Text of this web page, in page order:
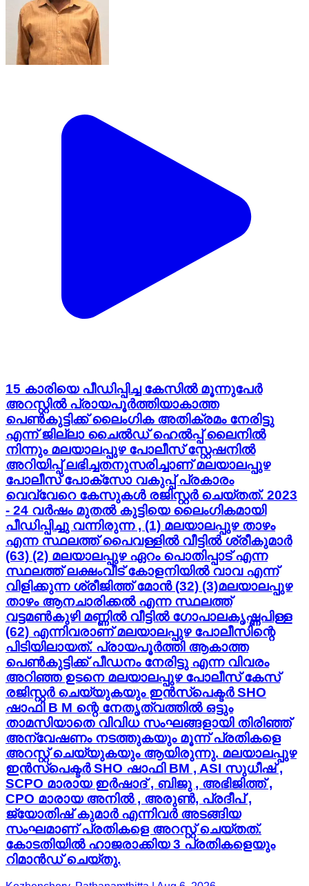
15 കാരിയെ പീഡിപ്പിച്ച കേസിൽ മൂന്നുപേർ
അറസ്റ്റിൽ പ്രായപൂർത്തിയാകാത്ത
പെൺകുട്ടിക്ക് ലൈംഗിക അതിക്രമം നേരിട്ടു
എന്ന് ജില്ലാ ചൈൽഡ് ഹെൽപ്പ് ലൈനിൽ
നിന്നും മലയാലപ്പുഴ പോലീസ് സ്റ്റേഷനിൽ
അറിയിപ്പ് ലഭിച്ചതനുസരിച്ചാണ് മലയാലപ്പുഴ
പോലീസ് പോക്സോ വകുപ്പ് പ്രകാരം
വെവ്വേറെ കേസുകൾ രജിസ്റ്റർ ചെയ്തത്. 2023
- 24 വർഷം മുതൽ കുട്ടിയെ ലൈംഗികമായി
പീഡിപ്പിച്ചു വന്നിരുന്ന , (1) മലയാലപ്പുഴ താഴം
എന്ന സ്ഥലത്ത് പൈവള്ളിൽ വീട്ടിൽ ശ്രീകുമാർ
(63) (2) മലയാലപ്പുഴ ഏറം പൊതിപ്പാട് എന്ന
സ്ഥലത്ത് ലക്ഷംവീട് കോളനിയിൽ വാവ എന്ന്
വിളിക്കുന്ന ശ്രീജിത്ത് മോൻ (32) (3)മലയാലപ്പുഴ
താഴം ആനചാരിക്കൽ എന്ന സ്ഥലത്ത്
വട്ടമൺകുഴി മണ്ണിൽ വീട്ടിൽ ഗോപാലകൃഷ്ണപിള്ള
(62) എന്നിവരാണ് മലയാലപ്പുഴ പോലീസിന്റെ
പിടിയിലായത്. പ്രായപൂർത്തി ആകാത്ത
പെൺകുട്ടിക്ക് പീഡനം നേരിട്ടു എന്ന വിവരം
അറിഞ്ഞ ഉടനെ മലയാലപ്പുഴ പോലീസ് കേസ്
രജിസ്റ്റർ ചെയ്യുകയും ഇൻസ്പെക്ടർ SHO
ഷാഫി B M ന്റെ നേതൃത്വത്തിൽ ഒട്ടും
താമസിയാതെ വിവിധ സംഘങ്ങളായി തിരിഞ്ഞ്
അന്വേഷണം നടത്തുകയും മൂന്ന് പ്രതികളെ
അറസ്റ്റ് ചെയ്യുകയും ആയിരുന്നു. മലയാലപ്പുഴ
ഇൻസ്പെക്ടർ SHO ഷാഫി BM , ASI സുധീഷ് ,
SCPO മാരായ ഇർഷാദ് , ബിജു , അഭിജിത്ത് ,
CPO മാരായ അനിൽ , അരുൺ, പ്രദീപ് ,
ജ്യോതിഷ് കുമാർ എന്നിവർ അടങ്ങിയ
സംഘമാണ് പ്രതികളെ അറസ്റ്റ് ചെയ്തത്.
കോടതിയിൽ ഹാജരാക്കിയ 3 പ്രതികളെയും
റിമാൻഡ് ചെയ്തു.